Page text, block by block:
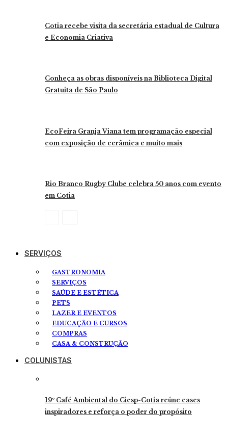
Cotia recebe visita da secretária estadual de Cultura
e Economia Criativa
Conheça as obras disponíveis na Biblioteca Digital
Gratuita de São Paulo
EcoFeira Granja Viana tem programação especial
com exposição de cerâmica e muito mais
Rio Branco Rugby Clube celebra 50 anos com evento
em Cotia
SERVIÇOS
GASTRONOMIA
SERVIÇOS
SAÚDE E ESTÉTICA
PETS
LAZER E EVENTOS
EDUCAÇÃO E CURSOS
COMPRAS
CASA & CONSTRUÇÃO
COLUNISTAS
19º Café Ambiental do Ciesp-Cotia reúne cases
inspiradores e reforça o poder do propósito